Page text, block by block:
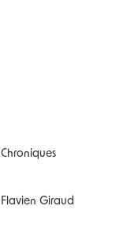
Chroniques
Flavien Giraud